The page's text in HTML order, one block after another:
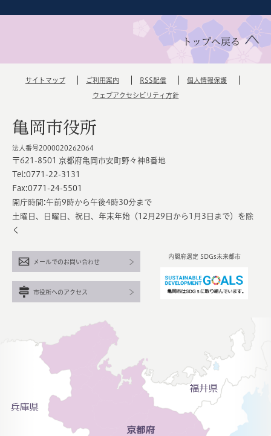
トップへ戻る
サイトマップ ご利用案内 RSS配信 個人情報保護
ウェブアクセシビリティ方針
亀岡市役所
法人番号2000020262064
〒621-8501 京都府亀岡市安町野々神8番地
Tel:0771-22-3131
Fax:0771-24-5501
開庁時間:午前9時から午後4時30分まで
土曜日、日曜日、祝日、年末年始（12月29日から1月3日まで）を除
く
内閣府選定 SDGs未来都市
メールでのお問い合わせ
市役所へのアクセス